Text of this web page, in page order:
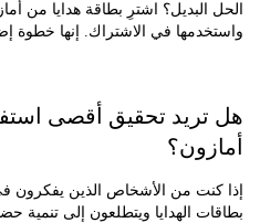
اشترِ بطاقة هدايا من أمازون
في الاشتراك. إنها خطوة إضافية
تحقيق أقصى استفادة
من الأشخاص الذين يفكرون في ما هو
الهدايا ويتطلعون إلى تنمية حضورهم